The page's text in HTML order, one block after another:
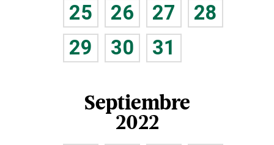
25
26 27
28
29
30 31
Septiembre
2022